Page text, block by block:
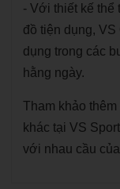
- Với thiết kế thể
đồ tiện dụng,
dụng trong các
hằng ngày.
Tham khảo thêm
khác tại VS
với nhau cầu